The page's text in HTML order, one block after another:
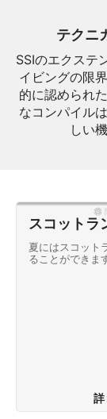
テクニ
SSIのエクステ
イビングの限
的に認められ
なコンパイル
しい
©
スコットラ
夏にはスコット
ることができま
詳